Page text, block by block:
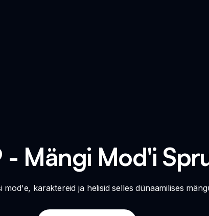
- Mängi Mod'i
karaktereid ja helisid selles dünaamilises